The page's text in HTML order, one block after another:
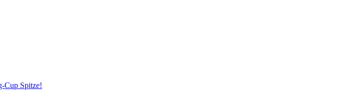
Cup Spitze!